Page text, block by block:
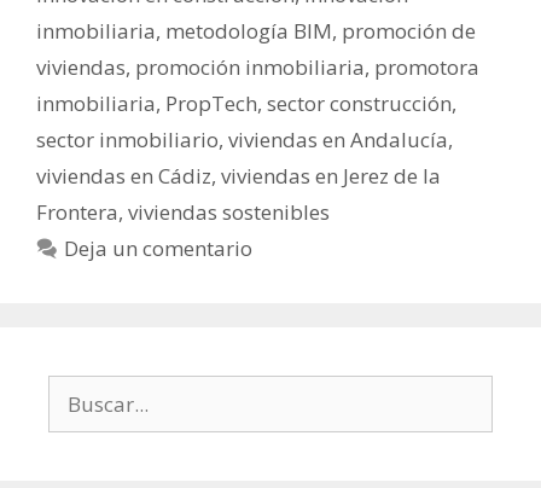
inmobiliaria, metodología BIM, promoción de
viviendas, promoción inmobiliaria, promotora
inmobiliaria, PropTech, sector construcción,
sector inmobiliario, viviendas en Andalucía,
viviendas en Cádiz, viviendas en Jerez de la
Frontera, viviendas sostenibles
Deja un comentario